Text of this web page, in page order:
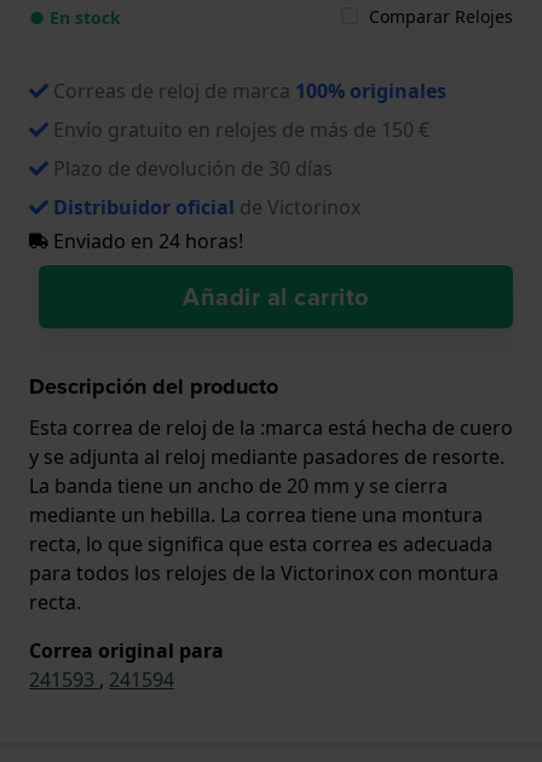
● En stock Comparar Relojes
Correas de reloj de marca 100% originales
Envío gratuito en relojes de más de 150 €
Plazo de devolución de 30 días
Distribuidor oficial de Victorinox
Enviado en 24 horas!
Añadir al carrito
Descripción del producto
Esta correa de reloj de la :marca está hecha de cuero
y se adjunta al reloj mediante pasadores de resorte.
La banda tiene un ancho de 20 mm y se cierra
mediante un hebilla. La correa tiene una montura
recta, lo que significa que esta correa es adecuada
para todos los relojes de la Victorinox con montura
recta.
Correa original para
241593 , 241594